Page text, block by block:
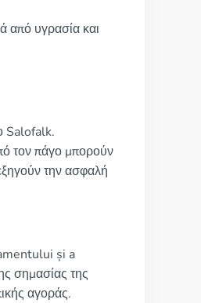
από υγρασία και
Salofalk.
τον πάγο μπορούν
την ασφαλή
și a
σημασίας της
αγοράς.